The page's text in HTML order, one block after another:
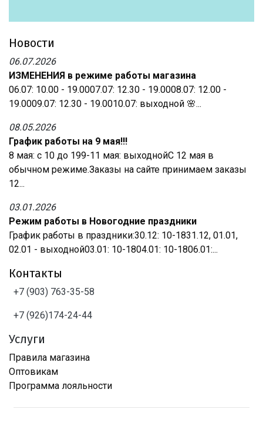
Новости
06.07.2026
ИЗМЕНЕНИЯ в режиме работы магазина
06.07: 10.00 - 19.0007.07: 12.30 - 19.0008.07: 12.00 -
19.0009.07: 12.30 - 19.0010.07: выходной 🌸...
08.05.2026
График работы на 9 мая!!!
8 мая: с 10 до 199-11 мая: выходнойС 12 мая в
обычном режиме.Заказы на сайте принимаем заказы
12...
03.01.2026
Режим работы в Новогодние праздники
График работы в праздники:30.12: 10-1831.12, 01.01,
02.01 - выходной03.01: 10-1804.01: 10-1806.01:...
Контакты
+7 (903) 763-35-58
+7 (926)174-24-44
Услуги
Правила магазина
Оптовикам
Программа лояльности